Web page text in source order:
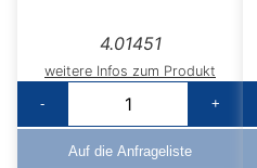
4.01451
weitere Infos zum Produkt
-
+
Auf die Anfrageliste